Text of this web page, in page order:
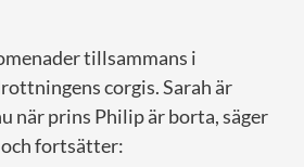
tillsammans i
corgis. Sarah är
när prins Philip är borta, säger
fortsätter: